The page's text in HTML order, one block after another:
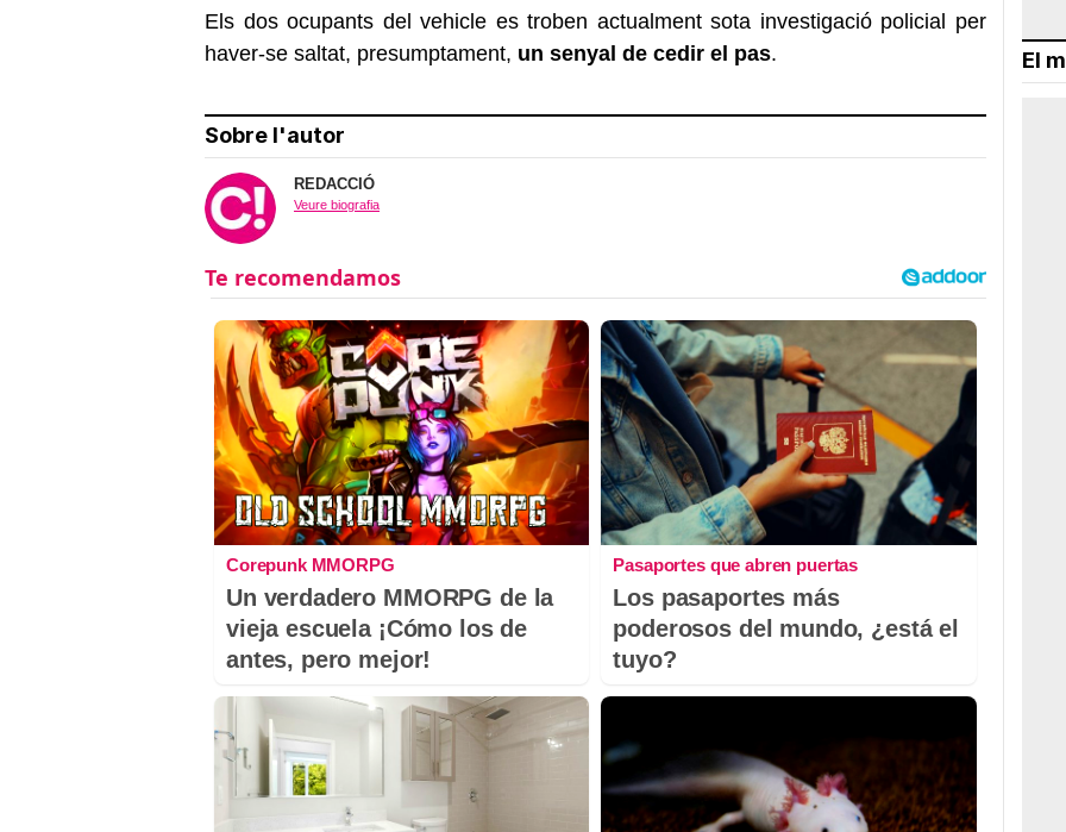
Els dos ocupants del vehicle es troben actualment sota investigació policial per
haver-se saltat, presumptament, un senyal de cedir el pas.
Sobre l'autor
REDACCIÓ
Veure biografia
Corepunk MMORPG
Un verdadero MMORPG de la
vieja escuela ¡Cómo los de
antes, pero mejor!
Pasaportes que abren puertas
Los pasaportes más
poderosos del mundo, ¿está el
tuyo?
El